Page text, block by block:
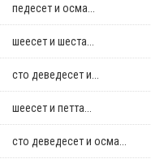
педесет и осма...
шеесет и шеста...
сто деведесет и...
шеесет и петта...
сто деведесет и осма...